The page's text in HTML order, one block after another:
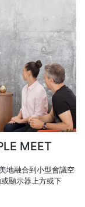
MEET
地融合到小型會議空
顯示器上方或下